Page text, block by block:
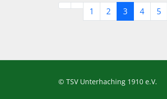
1 2 3 4 5
© TSV Unterhaching 1910 e.V.